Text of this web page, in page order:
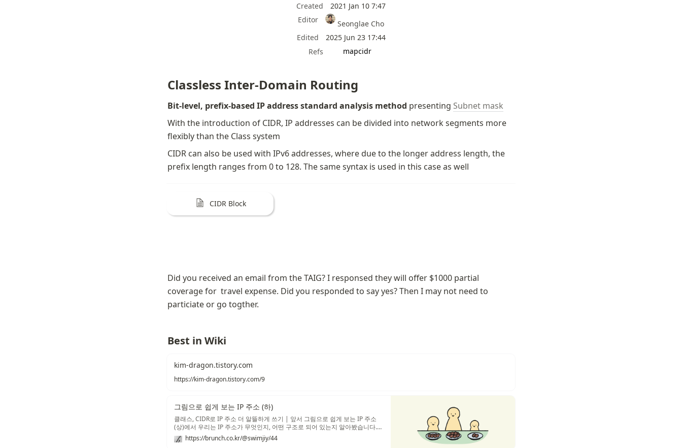
Created
2021 Jan 10 7:47
Editor
Seonglae Cho
Edited
2025 Jun 23 17:44
Refs
mapcidr
Classless Inter-Domain Routing
Bit-level, prefix-based IP address standard analysis method presenting Subnet mask
With the introduction of CIDR, IP addresses can be divided into network segments more
flexibly than the Class system
CIDR can also be used with IPv6 addresses, where due to the longer address length, the
prefix length ranges from 0 to 128. The same syntax is used in this case as well
CIDR Block
Did you received an email from the TAIG? I responsed they will offer $1000 partial
coverage for  travel expense. Did you responded to say yes? Then I may not need to
particiate or go togther.
Best in Wiki
kim-dragon.tistory.com
https://kim-dragon.tistory.com/9
그림으로 쉽게 보는 IP 주소 (하)
클래스, CIDR로 IP 주소 더 알뜰하게 쓰기 | 앞서 그림으로 쉽게 보는 IP 주소
(상)에서 우리는 IP 주소가 무엇인지, 어떤 구조로 되어 있는지 알아봤습니다.
그리고 IP주소 만으로는 어디까지가 네트워크 부분이고 호스트 부분인지 찾기
힘들다는 것도 배웠죠.
https://brunch.co.kr/@swimjiy/44